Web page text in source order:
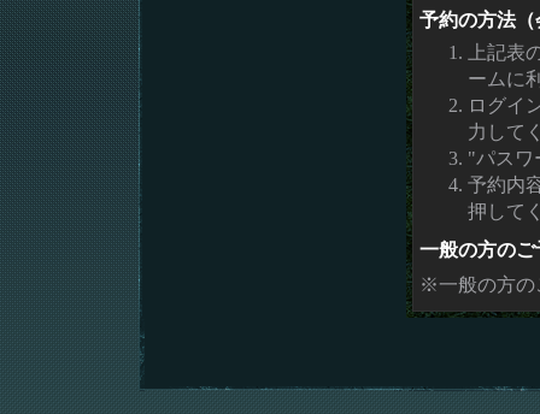
予約の方法
上記表
ームに
ログイ
力して
"パスワ
予約内
押して
一般の方のご
※一般の方の